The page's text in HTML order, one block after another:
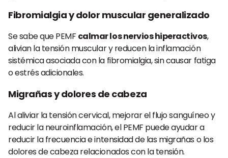
Fibromialgia y dolor muscular generalizado
Se sabe que PEMF calmar los nervios hiperactivos,
alivian la tensión muscular y reducen la inflamación
sistémica asociada con la fibromialgia, sin causar fatiga
o estrés adicionales.
Migrañas y dolores de cabeza
Al aliviar la tensión cervical, mejorar el flujo sanguíneo y
reducir la neuroinflamación, el PEMF puede ayudar a
reducir la frecuencia e intensidad de las migrañas o los
dolores de cabeza relacionados con la tensión.